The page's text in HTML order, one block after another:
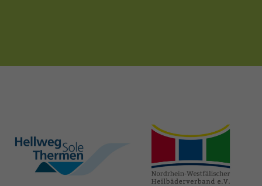
hellweg-sole-
thermen.de
heilbaeder.de